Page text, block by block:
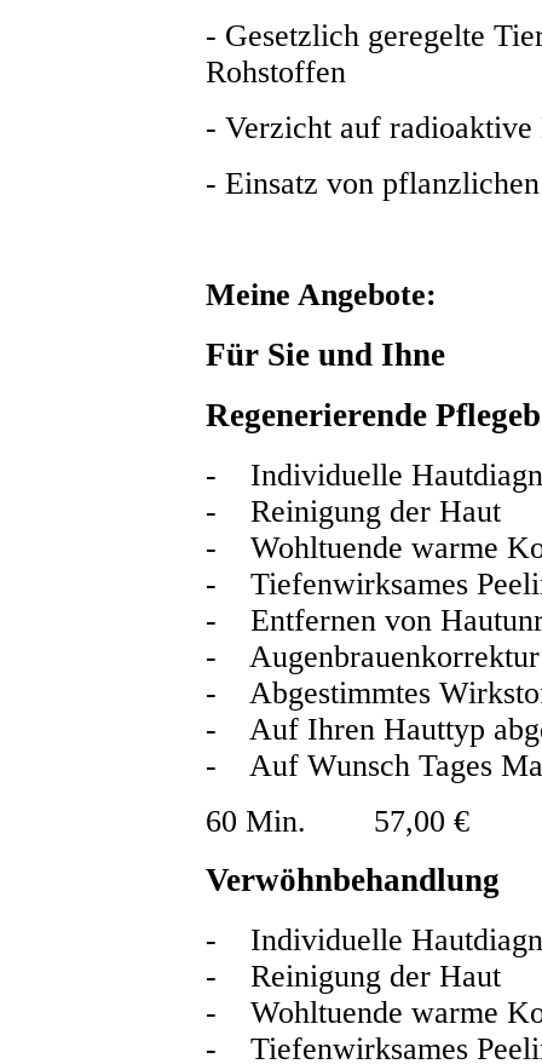
- Gesetzlich geregelte
Rohstoffen
- Verzicht auf radioaktive
- Einsatz von
Meine Angebote:
Für Sie und Ihne
Regenerierende
- Individuelle
- Reinigung der Haut
- Wohltuende warme
- Tiefenwirksames
- Entfernen von
- Augenbrauenkorrektur
- Abgestimmtes
- Auf Ihren Hauttyp
- Auf Wunsch Tages
60 Min. 57,00 €
Verwöhnbehandlung
- Individuelle
- Reinigung der Haut
- Wohltuende warme
- Tiefenwirksames